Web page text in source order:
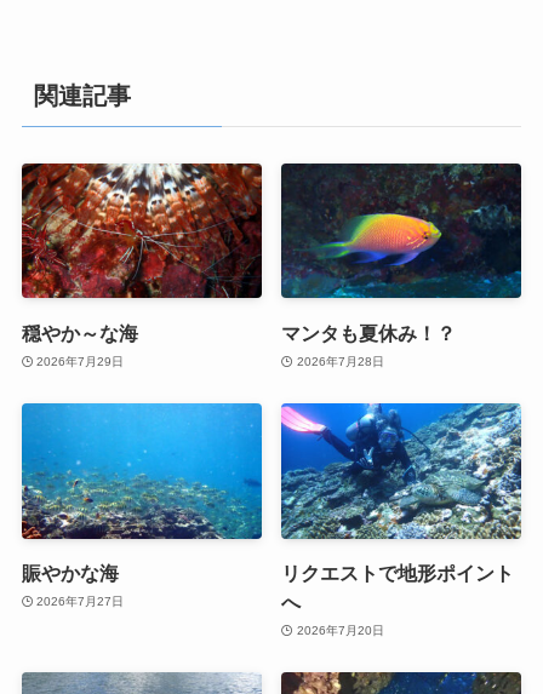
関連記事
穏やか～な海
2026年7月29日
マンタも夏休み！？
2026年7月28日
賑やかな海
2026年7月27日
リクエストで地形ポイント
へ
2026年7月20日